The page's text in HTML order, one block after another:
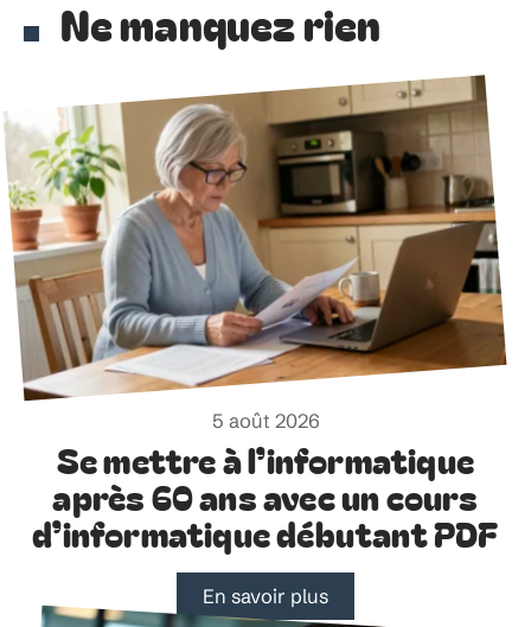
Ne manquez rien
5 août 2026
Se mettre à l’informatique
après 60 ans avec un cours
d’informatique débutant PDF
En savoir plus